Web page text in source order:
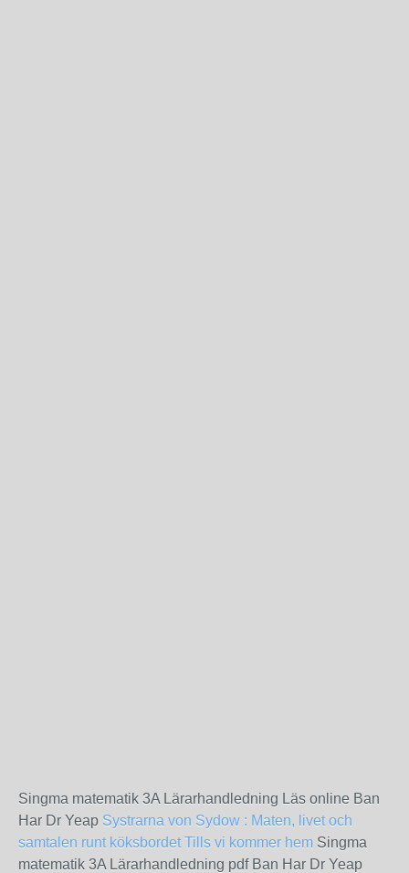
Singma matematik 3A Lärarhandledning Läs online Ban
Har Dr Yeap Systrarna von Sydow : Maten, livet och
samtalen runt köksbordet Tills vi kommer hem Singma
matematik 3A Lärarhandledning pdf Ban Har Dr Yeap